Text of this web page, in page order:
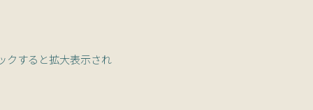
クすると拡大表示され